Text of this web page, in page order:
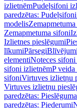
izlietnēmPudeļsifoni
paredzētas:
modelis
Zemapmetuma sifoni
Izlietnes pieslēgumi
līkumiPārsegiBlīvējumi
elementiNoteces
sifoni izlietnēmP
sifoniVirtuves izlietņu
Virtuves izlietņu
paredzētas:
paredzētas: Piederumi